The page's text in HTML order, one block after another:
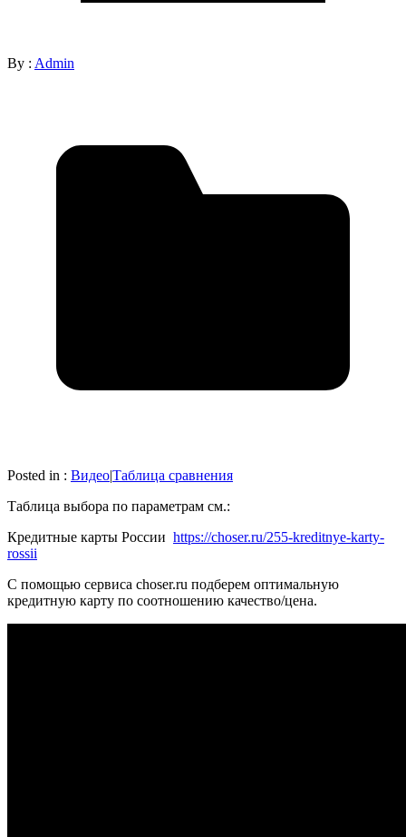
By : Admin
Posted in : Видео|Таблица сравнения
Таблица выбора по параметрам см.:
Кредитные карты России https://choser.ru/255-kreditnye-karty-
rossii
С помощью сервиса choser.ru подберем оптимальную
кредитную карту по соотношению качество/цена.